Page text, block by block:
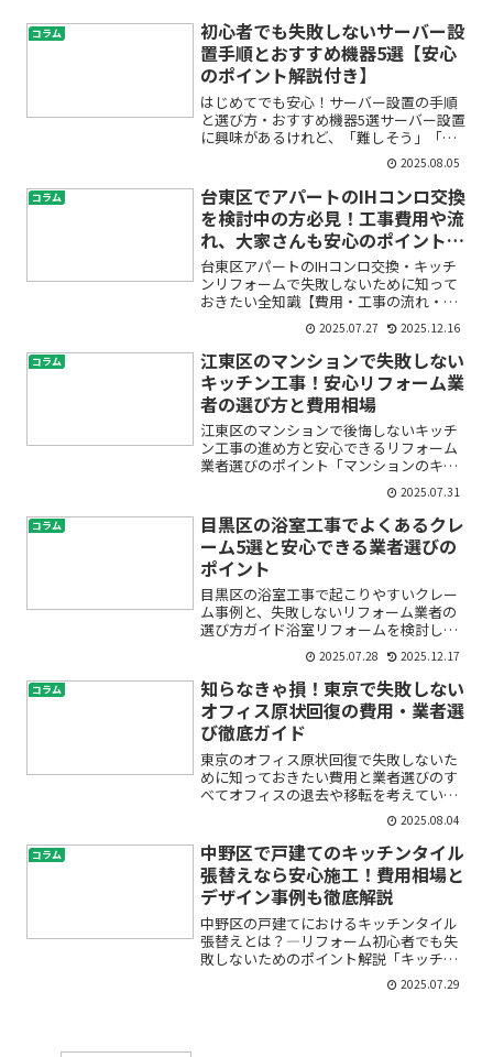
コラム
初心者でも失敗しないサーバー設
置手順とおすすめ機器5選【安心
のポイント解説付き】
はじめてでも安心！サーバー設置の手順
と選び方・おすすめ機器5選サーバー設置
に興味があるけれど、「難しそう」「何
から始めればいいかわからない」と悩ん
でいませんか？この記事では、初心者の
方でも安心してサーバーを設置できるよ
う、やさしく丁寧に手順...
2025.08.05
コラム
台東区でアパートのIHコンロ交換
を検討中の方必見！工事費用や流
れ、大家さんも安心のポイント解
説
台東区アパートのIHコンロ交換・キッチ
ンリフォームで失敗しないために知って
おきたい全知識【費用・工事の流れ・注
意点まで徹底解説】アパートのキッチン
が古くなってきて、「そろそろIHコンロ
へ交換したい」「使い勝手の良いクッキ
ングヒーターを導入し...
2025.07.27 2025.12.16
コラム
江東区のマンションで失敗しない
キッチン工事！安心リフォーム業
者の選び方と費用相場
江東区のマンションで後悔しないキッチ
ン工事の進め方と安心できるリフォーム
業者選びのポイント「マンションのキッ
チンをもっと使いやすくしたい…」「江
東区で信頼できる業者が分からない」
「費用はいくらかかるの？」キッチンリ
フォームやキッチン工事を考...
2025.07.31
コラム
目黒区の浴室工事でよくあるクレ
ーム5選と安心できる業者選びの
ポイント
目黒区の浴室工事で起こりやすいクレー
ム事例と、失敗しないリフォーム業者の
選び方ガイド浴室リフォームを検討して
いるけれど、「工事中にトラブルが起き
たらどうしよう」「業者との行き違いで
後悔したくない」—そんな不安を抱えて
いませんか？特に目黒区の...
2025.07.28 2025.12.17
コラム
知らなきゃ損！東京で失敗しない
オフィス原状回復の費用・業者選
び徹底ガイド
東京のオフィス原状回復で失敗しないた
めに知っておきたい費用と業者選びのす
べてオフィスの退去や移転を考えている
と、「原状回復って何をすればいい
の？」「費用はどれくらいかかるの？」
「業者選びで失敗したくない！」そんな
不安や疑問を感じていませんか...
2025.08.04
コラム
中野区で戸建てのキッチンタイル
張替えなら安心施工！費用相場と
デザイン事例も徹底解説
中野区の戸建てにおけるキッチンタイル
張替えとは？―リフォーム初心者でも失
敗しないためのポイント解説「キッチン
のタイルが古くなってきた」「汚れやヒ
ビが目立つ…」「リフォームってどう進
2025.07.29